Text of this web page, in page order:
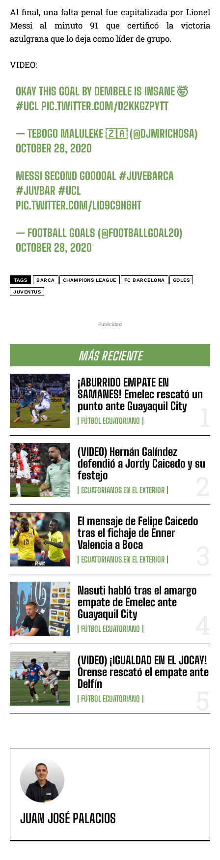
Publicidad
MÁS RECIENTE
¡ABURRIDO EMPATE EN
SAMANES! Emelec rescató un
punto ante Guayaquil City
FÚTBOL ECUATORIANO
(VIDEO) Hernán Galíndez
defendió a Jordy Caicedo y su
festejo
ECUATORIANOS EN EL EXTERIOR
El mensaje de Felipe Caicedo
tras el fichaje de Enner
Valencia a Boca
ECUATORIANOS EN EL EXTERIOR
Nasuti habló tras el amargo
empate de Emelec ante
Guayaquil City
FÚTBOL ECUATORIANO
(VIDEO) ¡IGUALDAD EN EL JOCAY!
Orense rescató el empate ante
Delfín
FÚTBOL ECUATORIANO
Al final, una falta penal fue capitalizada por Lionel
Messi al minuto 91 que certificó la victoria
azulgrana que lo deja como líder de grupo.
VIDEO:
OKAY THIS GOAL BY DEMBELE IS INSANE 🤯
#UCL PIC.TWITTER.COM/D2KKGZPYTT
— TEBOGO MALULEKE 🇿🇦 (@DJMRICHOSA)
OCTOBER 28, 2020
MESSI SECOND GOOOOAL#JUVEBARCA
#JUVBAR #UCL
PIC.TWITTER.COM/LID9C9H6HT
— FOOTBALL GOALS (@FOOTBALLGOAL20)
OCTOBER 28, 2020
TAGS BARCA CHAMPIONS LEAGUE FC BARCELONA GOLES
JUVENTUS
JUAN JOSÉ PALACIOS